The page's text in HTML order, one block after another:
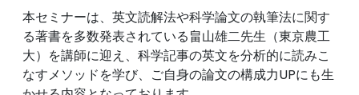
本セミナーは、英文読解法や科学論文の執筆法に関す
る著書を多数発表されている畠山雄二先生（東京農工
大）を講師に迎え、科学記事の英文を分析的に読みこ
なすメソッドを学び、ご自身の論文の構成力UPにも生